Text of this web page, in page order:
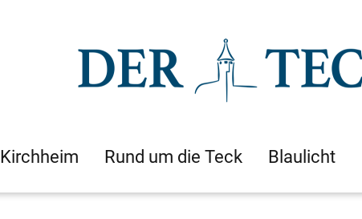
Kirchheim Rund um die Teck Blaulicht